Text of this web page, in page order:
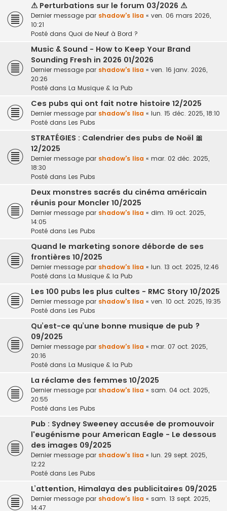
⚠ Perturbations sur le forum 03/2026 ⚠
Dernier message par shadow's lisa « ven. 06 mars 2026,
10:21
Posté dans Quoi de Neuf à Bord ?
Music & Sound - How to Keep Your Brand
Sounding Fresh in 2026 01/2026
Dernier message par shadow's lisa « ven. 16 janv. 2026,
20:26
Posté dans La Musique & la Pub
Ces pubs qui ont fait notre histoire 12/2025
Dernier message par shadow's lisa « lun. 15 déc. 2025, 18:10
Posté dans Les Pubs
STRATÉGIES : Calendrier des pubs de Noël 🎀
12/2025
Dernier message par shadow's lisa « mar. 02 déc. 2025,
18:30
Posté dans Les Pubs
Deux monstres sacrés du cinéma américain
réunis pour Moncler 10/2025
Dernier message par shadow's lisa « dim. 19 oct. 2025,
14:05
Posté dans Les Pubs
Quand le marketing sonore déborde de ses
frontières 10/2025
Dernier message par shadow's lisa « lun. 13 oct. 2025, 12:46
Posté dans La Musique & la Pub
Les 100 pubs les plus cultes - RMC Story 10/2025
Dernier message par shadow's lisa « ven. 10 oct. 2025, 19:35
Posté dans Les Pubs
Qu’est-ce qu’une bonne musique de pub ?
09/2025
Dernier message par shadow's lisa « mar. 07 oct. 2025,
20:16
Posté dans La Musique & la Pub
La réclame des femmes 10/2025
Dernier message par shadow's lisa « sam. 04 oct. 2025,
20:55
Posté dans Les Pubs
Pub : Sydney Sweeney accusée de promouvoir
l'eugénisme pour American Eagle - Le dessous
des images 09/2025
Dernier message par shadow's lisa « lun. 29 sept. 2025,
12:22
Posté dans Les Pubs
L’attention, Himalaya des publicitaires 09/2025
Dernier message par shadow's lisa « sam. 13 sept. 2025,
14:47